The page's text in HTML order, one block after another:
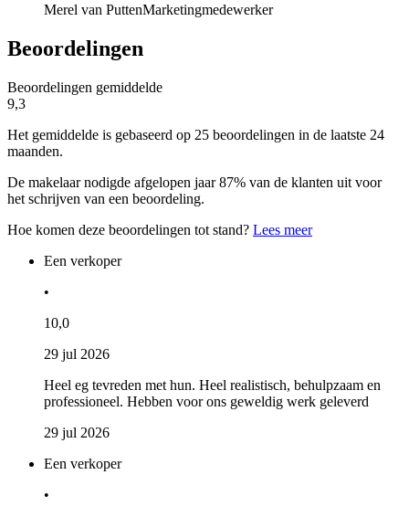
Merel van PuttenMarketingmedewerker
Beoordelingen
Beoordelingen gemiddelde
9,3
Het gemiddelde is gebaseerd op 25 beoordelingen in de laatste 24
maanden.
De makelaar nodigde afgelopen jaar 87% van de klanten uit voor
het schrijven van een beoordeling.
Hoe komen deze beoordelingen tot stand? Lees meer
Een verkoper
•
10,0
29 jul 2026
Heel eg tevreden met hun. Heel realistisch, behulpzaam en
professioneel. Hebben voor ons geweldig werk geleverd
29 jul 2026
Een verkoper
•